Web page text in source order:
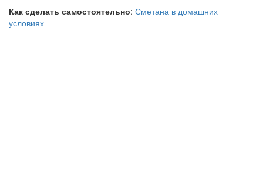
Как сделать самостоятельно: Сметана в домашних
условиях